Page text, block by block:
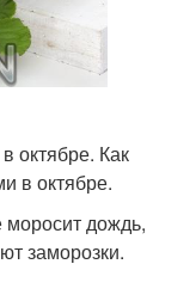
октябре. Как
в октябре.
дождь,
заморозки.